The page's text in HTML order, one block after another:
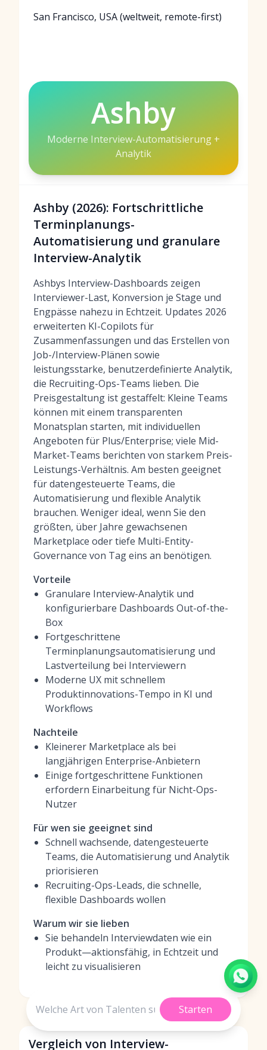
San Francisco, USA (weltweit, remote-first)
Ashby
Moderne Interview-Automatisierung +
Analytik
Ashby (2026): Fortschrittliche
Terminplanungs-
Automatisierung und granulare
Interview-Analytik
Ashbys Interview-Dashboards zeigen
Interviewer-Last, Konversion je Stage und
Engpässe nahezu in Echtzeit. Updates 2026
erweiterten KI-Copilots für
Zusammenfassungen und das Erstellen von
Job-/Interview-Plänen sowie
leistungsstarke, benutzerdefinierte Analytik,
die Recruiting-Ops-Teams lieben. Die
Preisgestaltung ist gestaffelt: Kleine Teams
können mit einem transparenten
Monatsplan starten, mit individuellen
Angeboten für Plus/Enterprise; viele Mid-
Market-Teams berichten von starkem Preis-
Leistungs-Verhältnis. Am besten geeignet
für datengesteuerte Teams, die
Automatisierung und flexible Analytik
brauchen. Weniger ideal, wenn Sie den
größten, über Jahre gewachsenen
Marketplace oder tiefe Multi-Entity-
Governance von Tag eins an benötigen.
Vorteile
Granulare Interview-Analytik und
konfigurierbare Dashboards Out-of-the-
Box
Fortgeschrittene
Terminplanungsautomatisierung und
Lastverteilung bei Interviewern
Moderne UX mit schnellem
Produktinnovations-Tempo in KI und
Workflows
Nachteile
Kleinerer Marketplace als bei
langjährigen Enterprise-Anbietern
Einige fortgeschrittene Funktionen
erfordern Einarbeitung für Nicht-Ops-
Nutzer
Für wen sie geeignet sind
Schnell wachsende, datengesteuerte
Teams, die Automatisierung und Analytik
priorisieren
Recruiting-Ops-Leads, die schnelle,
flexible Dashboards wollen
Warum wir sie lieben
Sie behandeln Interviewdaten wie ein
Produkt—aktionsfähig, in Echtzeit und
leicht zu visualisieren
Vergleich von Interview-
Starten